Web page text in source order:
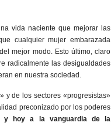
vida naciente que mejorar las
cualquier mujer embarazada
mejor modo. Esto último, claro
radicalmente las desigualdades
en nuestra sociedad.
y de los sectores «progresistas»
preconizado por los poderes
hoy a la vanguardia de la